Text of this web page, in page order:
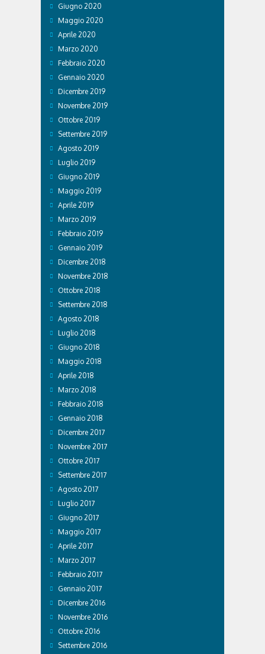
Giugno 2020
Maggio 2020
Aprile 2020
Marzo 2020
Febbraio 2020
Gennaio 2020
Dicembre 2019
Novembre 2019
Ottobre 2019
Settembre 2019
Agosto 2019
Luglio 2019
Giugno 2019
Maggio 2019
Aprile 2019
Marzo 2019
Febbraio 2019
Gennaio 2019
Dicembre 2018
Novembre 2018
Ottobre 2018
Settembre 2018
Agosto 2018
Luglio 2018
Giugno 2018
Maggio 2018
Aprile 2018
Marzo 2018
Febbraio 2018
Gennaio 2018
Dicembre 2017
Novembre 2017
Ottobre 2017
Settembre 2017
Agosto 2017
Luglio 2017
Giugno 2017
Maggio 2017
Aprile 2017
Marzo 2017
Febbraio 2017
Gennaio 2017
Dicembre 2016
Novembre 2016
Ottobre 2016
Settembre 2016